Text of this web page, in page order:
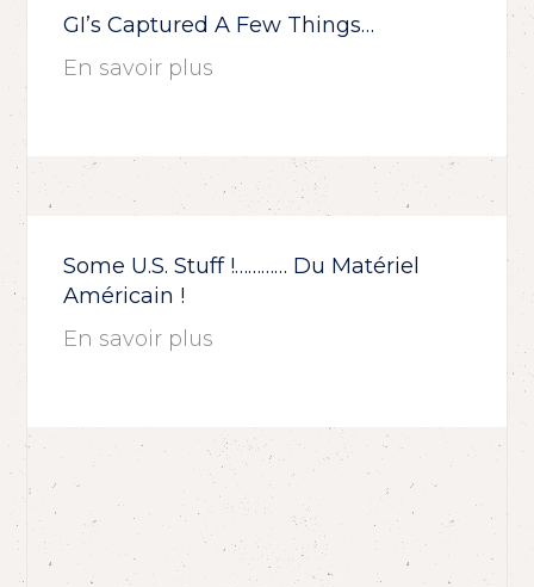
GI’s Captured A Few Things…
En savoir plus
Some U.S. Stuff !………… Du Matériel
Américain !
En savoir plus